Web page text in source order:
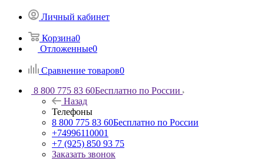
Личный кабинет
Корзина0
Отложенные0
Сравнение товаров0
8 800 775 83 60Бесплатно по России
Назад
Телефоны
8 800 775 83 60Бесплатно по России
+74996110001
+7 (925) 850 93 75
Заказать звонок